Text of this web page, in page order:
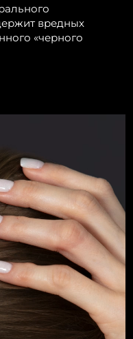
вредных
«черного
дата доставки
дата доставки
8/10/26
дата доставки
8/18/26
дата доставки
8/11/26
дата доставки
8/12/26
дата доставки